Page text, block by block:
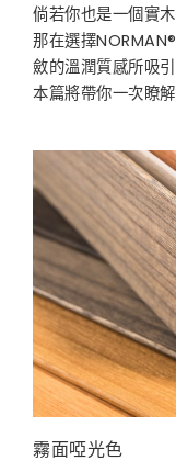
倘若你也是一個實
那在選擇
斂的溫潤質感所吸
本篇將帶你一次瞭
霧面啞光色